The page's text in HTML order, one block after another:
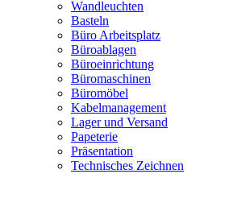
Wandleuchten
Basteln
Büro Arbeitsplatz
Büroablagen
Büroeinrichtung
Büromaschinen
Büromöbel
Kabelmanagement
Lager und Versand
Papeterie
Präsentation
Technisches Zeichnen